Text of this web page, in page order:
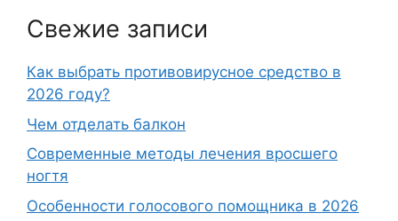
Свежие записи
Как выбрать противовирусное средство в
2026 году?
Чем отделать балкон
Современные методы лечения вросшего
ногтя
Особенности голосового помощника в 2026